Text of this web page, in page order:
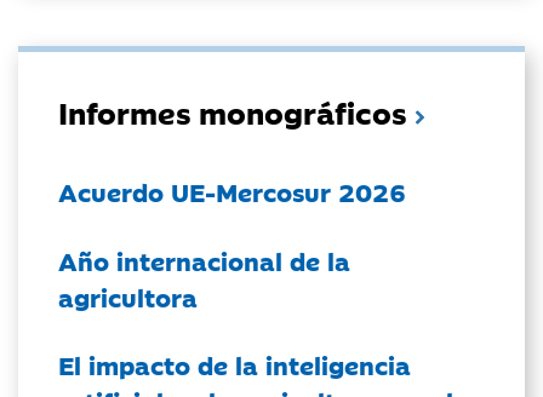
Informes monográficos
Acuerdo UE-Mercosur 2026
Año internacional de la
agricultora
El impacto de la inteligencia